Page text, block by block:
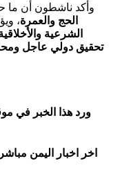
وأكد ناشطون أن ما
الحج والعمرة،
الشرعية
تحقيق دولي عاجل
ورد هذا الخبر في
اخر اخبار اليمن